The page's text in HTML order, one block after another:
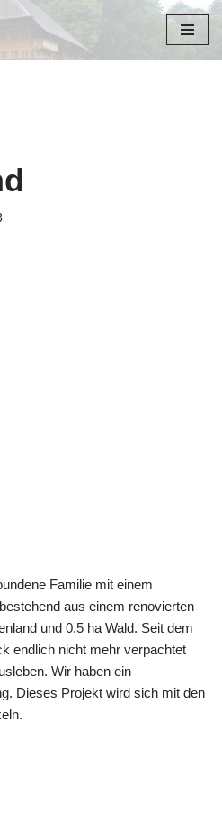
Familie mit einem
aus einem renovierten
und 0.5 ha Wald. Seit dem
endlich nicht mehr verpachtet
Wir haben ein
Dieses Projekt wird sich mit den